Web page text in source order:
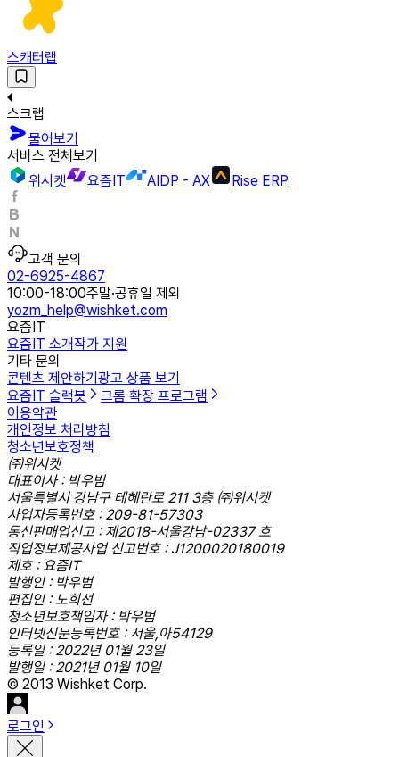
스캐터랩
스크랩
물어보기
서비스 전체보기
위시켓
요즘IT AIDP - AX Rise ERP
고객 문의
02-6925-4867
10:00-18:00주말·공휴일 제외
yozm_help@wishket.com
요즘IT
요즘IT 소개작가 지원
기타 문의
콘텐츠 제안하기 광고 상품 보기
요즘IT 슬랙봇
크롬 확장 프로그램
이용약관
개인정보 처리방침
청소년보호정책
㈜위시켓
대표이사 : 박우범
서울특별시 강남구 테헤란로 211 3층 ㈜위시켓
사업자등록번호 : 209-81-57303
통신판매업신고 : 제2018-서울강남-02337 호
직업정보제공사업 신고번호 : J1200020180019
제호 : 요즘IT
발행인 : 박우범
편집인 : 노희선
청소년보호책임자 : 박우범
인터넷신문등록번호 : 서울,아54129
등록일 : 2022년 01월 23일
발행일 : 2021년 01월 10일
© 2013 Wishket Corp.
로그인